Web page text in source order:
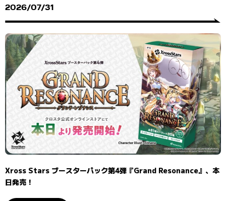
2026/07/31
Xross Stars ブースターパック第4弾『Grand Resonance』、本
日発売！